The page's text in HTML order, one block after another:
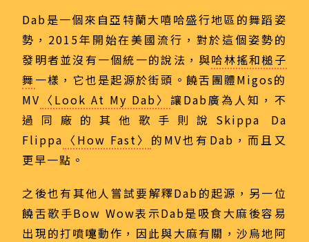
Dab是一個來自亞特蘭大嘻哈盛行地區的舞蹈姿
勢，2015年開始在美國流行，對於這個姿勢的
發明者並沒有一個統一的說法，與哈林搖和槌子
舞一樣，它也是起源於街頭。饒舌團體Migos的
MV 〈Look At My Dab〉 讓Dab廣為人知，不
過同廠的其他歌手則說Skippa Da
Flippa 〈How Fast〉 的MV也有Dab，而且又
更早一點。
之後也有其他人嘗試要解釋Dab的起源，另一位
饒舌歌手Bow Wow表示Dab是吸食大麻後容易
出現的打噴嚏動作，因此與大麻有關，沙烏地阿